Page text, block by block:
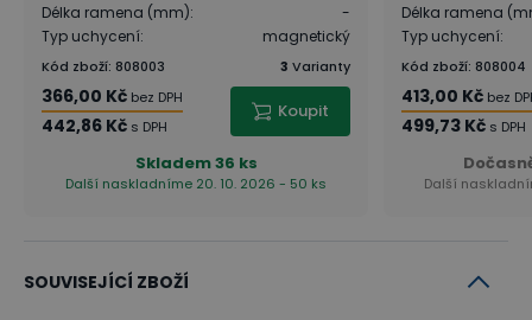
design nábytku a splňuje funkční i bezpečnostní
požadavky. Knihovna s posuvnými dveřmi je
dostupná ve dvou šířkách.
Umístění v prostoru - nemusíte se držet při zdi
ale také volně do prostoru. Nábytek tak může
Délka ramena (mm):
-
Typ uchycení: magnetický
Kód zboží: 808003 3 Varianty
366,00 Kč bez DPH
442,86 Kč s DPH
Koupit
Skladem36 ks
Další naskladníme 20. 10. 2026 - 50 ks
Délka ramena
Typ uchycení:
Kód zboží: 808004
413,00 Kč bez
499,73 Kč s DPH
Další
SOUVISEJÍCÍ ZBOŽÍ